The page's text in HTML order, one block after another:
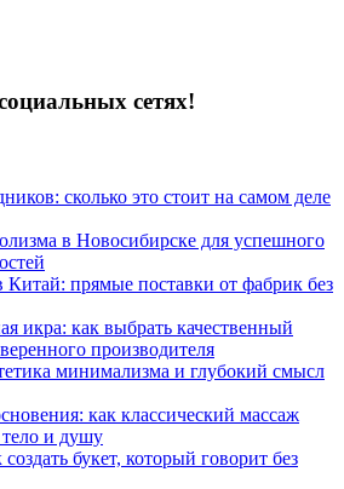
сетях!
сколько это стоит на самом деле
в Новосибирске для успешного
прямые поставки от фабрик без
икра: как выбрать качественный
производителя
минимализма и глубокий смысл
как классический массаж
тело и душу
букет, который говорит без